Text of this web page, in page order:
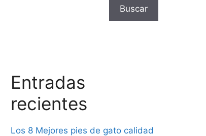
Buscar
Entradas
recientes
Los 8 Mejores pies de gato calidad